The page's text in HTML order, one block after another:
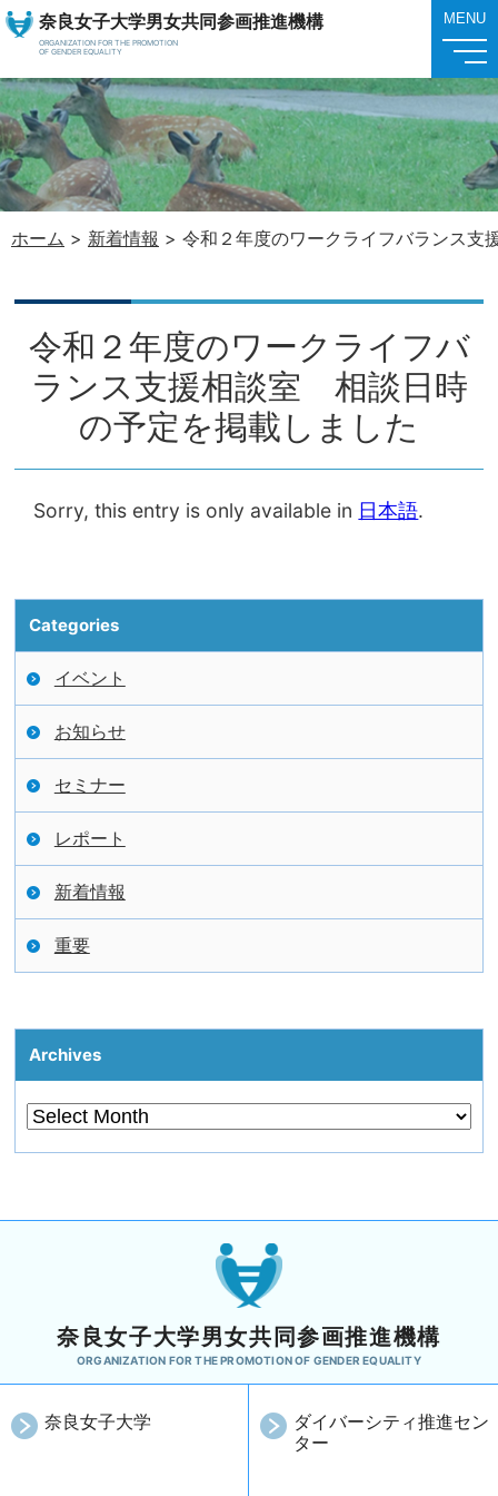
奈良女子大学男女共同参画推進機構
ORGANIZATION FOR THE PROMOTION
OF GENDER EQUALITY
MENU
ホーム > 新着情報 > 令和２年度のワークライフバランス
令和２年度のワークライフバ
ランス支援相談室 相談日時
の予定を掲載しました
Sorry, this entry is only available in 日本語.
Categories
イベント
お知らせ
セミナー
レポート
新着情報
重要
Archives
奈良女子大学男女共同参画推進機構
ORGANIZATION FOR THE PROMOTION OF GENDER EQUALITY
奈良女子大学
ダイバーシティ推進セン
ター